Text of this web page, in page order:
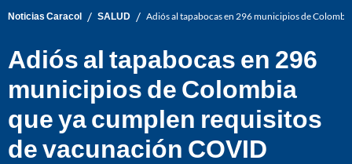
Noticias Caracol / SALUD / Adiós al tapabocas en 296 municipios de
Adiós al tapabocas en 296
municipios de Colombia
que ya cumplen requisitos
de vacunación COVID